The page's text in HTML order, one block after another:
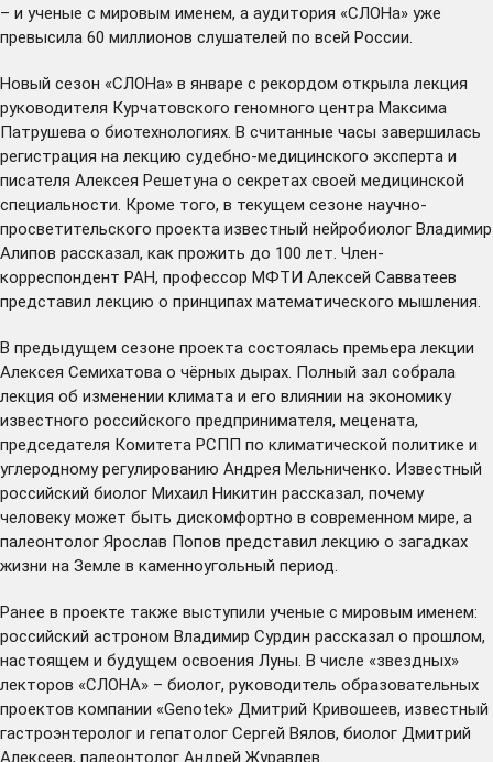
– и ученые с мировым именем, а аудитория «СЛОНа» уже
превысила 60 миллионов слушателей по всей России.
Новый сезон «СЛОНа» в январе с рекордом открыла лекция
руководителя Курчатовского геномного центра Максима
Патрушева о биотехнологиях. В считанные часы завершилась
регистрация на лекцию судебно-медицинского эксперта и
писателя Алексея Решетуна о секретах своей медицинской
специальности. Кроме того, в текущем сезоне научно-
просветительского проекта известный нейробиолог Владимир
Алипов рассказал, как прожить до 100 лет. Член-
корреспондент РАН, профессор МФТИ Алексей Савватеев
представил лекцию о принципах математического мышления.
В предыдущем сезоне проекта состоялась премьера лекции
Алексея Семихатова о чёрных дырах. Полный зал собрала
лекция об изменении климата и его влиянии на экономику
известного российского предпринимателя, мецената,
председателя Комитета РСПП по климатической политике и
углеродному регулированию Андрея Мельниченко. Известный
российский биолог Михаил Никитин рассказал, почему
человеку может быть дискомфортно в современном мире, а
палеонтолог Ярослав Попов представил лекцию о загадках
жизни на Земле в каменноугольный период.
Ранее в проекте также выступили ученые с мировым именем:
российский астроном Владимир Сурдин рассказал о прошлом,
настоящем и будущем освоения Луны. В числе «звездных»
лекторов «СЛОНА» – биолог, руководитель образовательных
проектов компании «Genotek» Дмитрий Кривошеев, известный
гастроэнтеролог и гепатолог Сергей Вялов, биолог Дмитрий
Алексеев, палеонтолог Андрей Журавлев